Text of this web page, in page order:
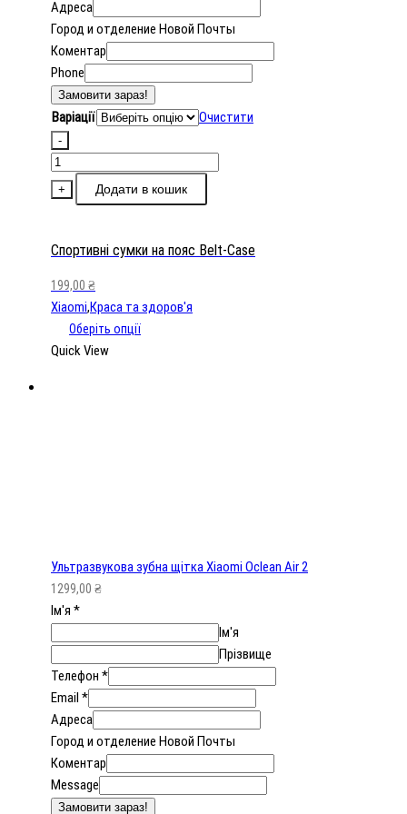
Адреса
Город и отделение Новой Почты
Коментар
Phone
Замовити зараз!
Варіації Очистити
-
Спортивні
сумки
на
Belt-
кількість
+ Додати в кошик
Спортивні сумки на пояс Belt-Case
199,00 ₴
Xiaomi,Краса та здоров'я
Оберіть опції
Quick View
Ультразвукова зубна щітка Xiaomi Oclean Air 2
1299,00 ₴
Ім'я *
Ім'я
Прізвище
Телефон *
Email *
Адреса
Город и отделение Новой Почты
Коментар
Message
Замовити зараз!